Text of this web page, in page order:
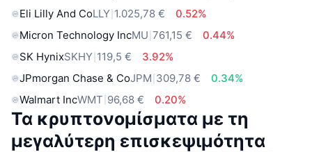
Eli Lilly And CoLLY 1.025,78 €
0.52%
Micron Technology IncMU 761,15 €
0.44%
SK HynixSKHY 119,5 €
3.92%
JPmorgan Chase & CoJPM 309,78 €
0.34%
Walmart IncWMT 96,68 € 0.20%
Τα κρυπτονομίσματα με τη
μεγαλύτερη επισκεψιμότητα